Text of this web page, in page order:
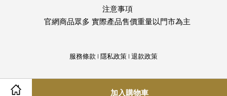
加入購物車
注意事項
官網商品眾多 實際產品售價重量以門市為主
服務條款 | 隱私政策 | 退款政策